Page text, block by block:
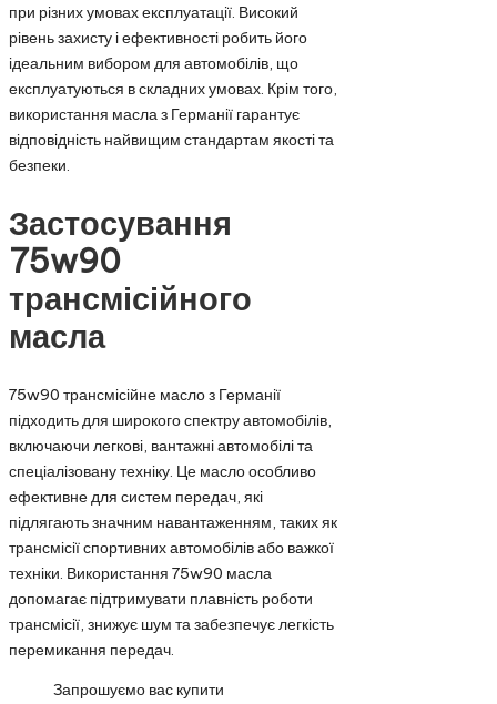
при різних умовах експлуатації. Високий
рівень захисту і ефективності робить його
ідеальним вибором для автомобілів, що
експлуатуються в складних умовах. Крім того,
використання масла з Германії гарантує
відповідність найвищим стандартам якості та
безпеки.
Застосування
75w90
трансмісійного
масла
75w90 трансмісійне масло з Германії
підходить для широкого спектру автомобілів,
включаючи легкові, вантажні автомобілі та
спеціалізовану техніку. Це масло особливо
ефективне для систем передач, які
підлягають значним навантаженням, таких як
трансмісії спортивних автомобілів або важкої
техніки. Використання 75w90 масла
допомагає підтримувати плавність роботи
трансмісії, знижує шум та забезпечує легкість
перемикання передач.
Запрошуємо вас купити